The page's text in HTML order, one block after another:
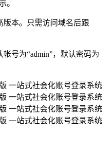
。
版本。只需访问域名后跟
号为“admin”，默认密码为